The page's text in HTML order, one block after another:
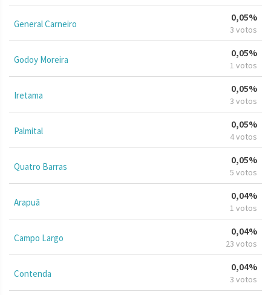
General Carneiro
0,05%
3 votos
Godoy Moreira
0,05%
1 votos
Iretama
0,05%
3 votos
Palmital
0,05%
4 votos
Quatro Barras
0,05%
5 votos
Arapuã
0,04%
1 votos
Campo Largo
0,04%
23 votos
Contenda
0,04%
3 votos